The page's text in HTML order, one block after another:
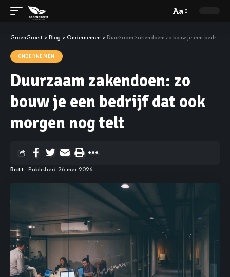
Aa
GroenGroeit > Blog > Ondernemen > Duurzaam zakendoen: zo bouw je een bedrijf dat ook morgen nog telt
ONDERNEMEN
Duurzaam zakendoen: zo
bouw je een bedrijf dat ook
morgen nog telt
Britt Published 26 mei 2026